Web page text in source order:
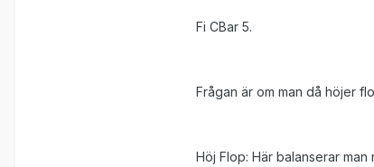
Fi CBar 5.
Frågan är om man då höjer
Höj Flop: Här balanserar